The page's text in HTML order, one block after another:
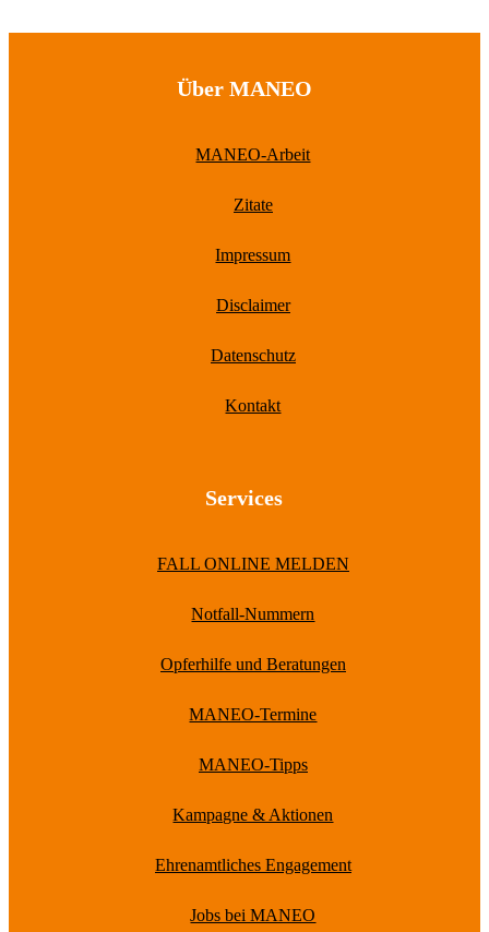
Über MANEO
MANEO-Arbeit
Zitate
Impressum
Disclaimer
Datenschutz
Kontakt
Services
FALL ONLINE MELDEN
Notfall-Nummern
Opferhilfe und Beratungen
MANEO-Termine
MANEO-Tipps
Kampagne & Aktionen
Ehrenamtliches Engagement
Jobs bei MANEO